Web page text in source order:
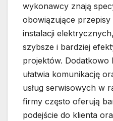
wykonawcy znają
obowiązujące
instalacji
szybsze i bardziej
projektów. Dodatkowo
ułatwia komunikację
usług serwisowych w
firmy często oferują
podejście do klienta